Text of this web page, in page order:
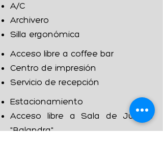
A/C
Archivero
Silla ergonómica
Acceso libre a coffee bar
Centro de impresión
Servicio de recepción
Estacionamiento
Acceso libre a Sala de Juntas
"Balandra"